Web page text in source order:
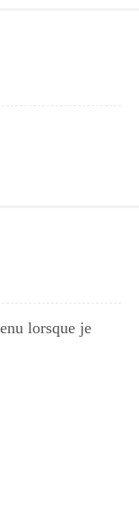
lorsque je